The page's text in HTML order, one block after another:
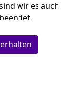
wir es auch